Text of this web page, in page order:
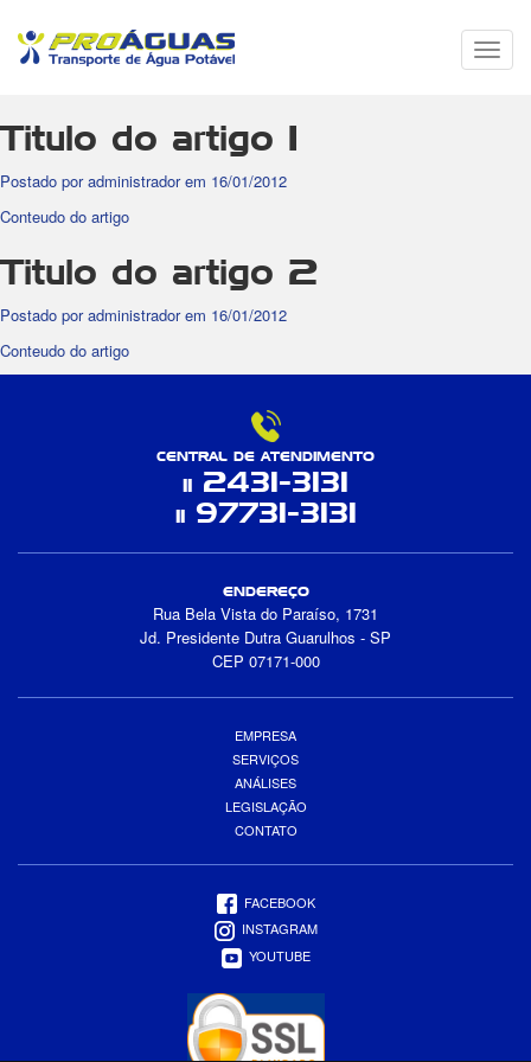
Menu
de
Titulo do artigo 1
Postado por administrador em 16/01/2012
Conteudo do artigo
Titulo do artigo 2
Postado por administrador em 16/01/2012
Conteudo do artigo
CENTRAL DE ATENDIMENTO
11 2431-3131
1197731-3131
ENDEREÇO
Rua Bela Vista do Paraíso, 1731
Jd. Presidente Dutra Guarulhos - SP
CEP 07171-000
EMPRESA
SERVIÇOS
ANÁLISES
LEGISLAÇÃO
CONTATO
FACEBOOK
INSTAGRAM
YOUTUBE